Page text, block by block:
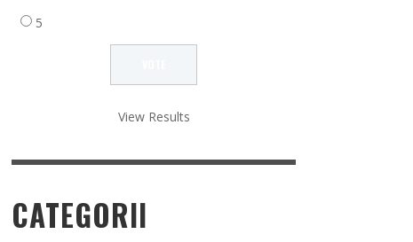
5
View Results
CATEGORII